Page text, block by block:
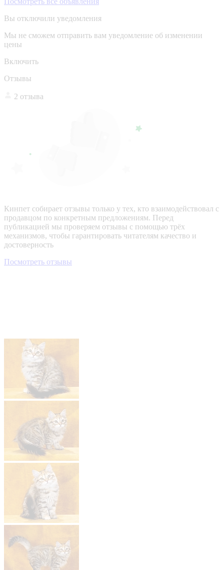
Вы отключили уведомления
Мы не сможем отправить вам уведомление об изменении
цены
Включить
Отзывы
2 отзыва
Кинпет собирает отзывы только у тех, кто взаимодействовал с
продавцом по конкретным предложениям. Перед
публикацией мы проверяем отзывы с помощью трёх
механизмов, чтобы гарантировать читателям качество и
достоверность
Посмотреть отзывы